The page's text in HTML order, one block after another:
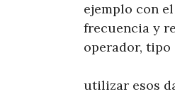
ejemplo con
frecuencia y
operador, tipo
utilizar esos